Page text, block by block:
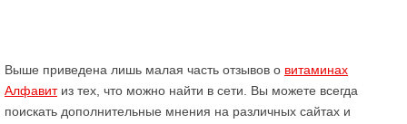
Выше приведена лишь малая часть отзывов о витаминах
Алфавитиз тех, что можно найти в сети. Вы можете всегда
поискать дополнительные мнения на различных сайтах и